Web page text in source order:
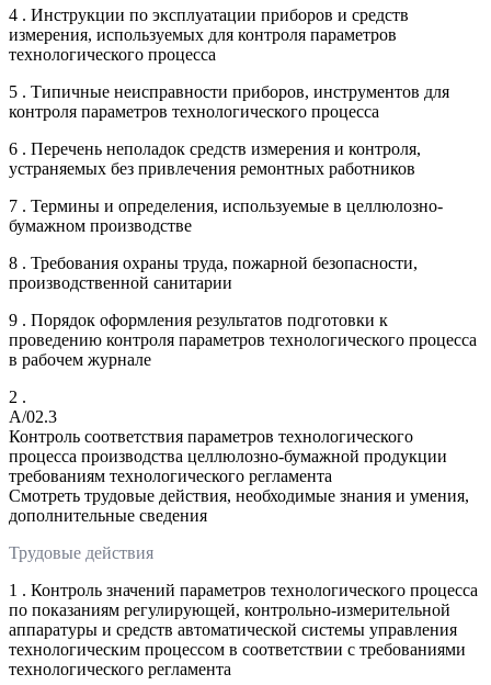
4 . Инструкции по эксплуатации приборов и средств
измерения, используемых для контроля параметров
технологического процесса
5 . Типичные неисправности приборов, инструментов для
контроля параметров технологического процесса
6 . Перечень неполадок средств измерения и контроля,
устраняемых без привлечения ремонтных работников
7 . Термины и определения, используемые в целлюлозно-
бумажном производстве
8 . Требования охраны труда, пожарной безопасности,
производственной санитарии
9 . Порядок оформления результатов подготовки к
проведению контроля параметров технологического процесса
в рабочем журнале
2 .
A/02.3
Контроль соответствия параметров технологического
процесса производства целлюлозно-бумажной продукции
требованиям технологического регламента
Смотреть трудовые действия, необходимые знания и умения,
дополнительные сведения
Трудовые действия
1 . Контроль значений параметров технологического процесса
по показаниям регулирующей, контрольно-измерительной
аппаратуры и средств автоматической системы управления
технологическим процессом в соответствии с требованиями
технологического регламента